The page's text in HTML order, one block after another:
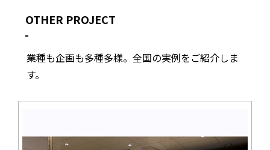
OTHER PROJECT
業種も企画も多種多様。全国の実例をご紹介しま
す。